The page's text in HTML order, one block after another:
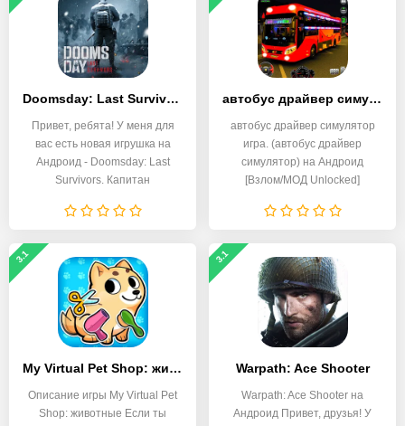
Doomsday: Last Survivors
Привет, ребята! У меня для
вас есть новая игрушка на
Андроид - Doomsday: Last
Survivors. Капитан
автобус драйвер симулятор игра
автобус драйвер симулятор
игра. (автобус драйвер
симулятор) на Андроид
[Взлом/МОД Unlocked]
3.1
My Virtual Pet Shop: животные
Описание игры My Virtual Pet
Shop: животные Если ты
3.1
Warpath: Ace Shooter
Warpath: Ace Shooter на
Андроид Привет, друзья! У